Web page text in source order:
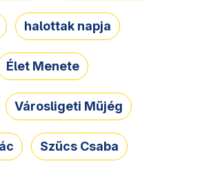
halottak napja
Élet Menete
Városligeti Műjég
Szűcs Csaba